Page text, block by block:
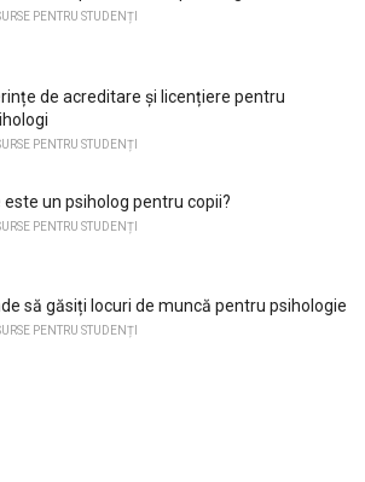
PENTRU STUDENȚI
de acreditare și licențiere pentru
PENTRU STUDENȚI
este un psiholog pentru copii?
PENTRU STUDENȚI
să găsiți locuri de muncă pentru psihologie
PENTRU STUDENȚI